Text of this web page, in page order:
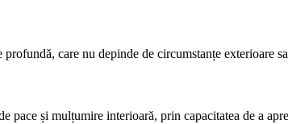
profundă, care nu depinde de circumstanțe exterioare
pace și mulțumire interioară, prin capacitatea de a